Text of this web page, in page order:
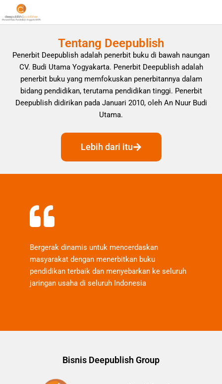
Tentang Deepublish
Penerbit Deepublish adalah penerbit buku di bawah naungan
CV. Budi Utama Yogyakarta. Penerbit Deepublish adalah
penerbit buku yang memfokuskan penerbitannya dalam
bidang pendidikan, terutama pendidikan tinggi. Penerbit
Deepublish didirikan pada Januari 2010, oleh An Nuur Budi
Utama.
Lebih dari itu
Bergerak dinamis untuk mencerdaskan
masyarakat dengan menerbitkan buku
pendidikan terbaik dan menyebarkan ke seluruh
jaringan usaha di seluruh Indonesia
Bisnis Deepublish Group